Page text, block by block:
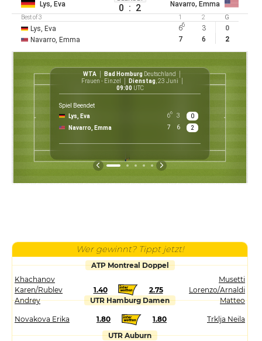
Lys, Eva 0 : 2 Navarro, Emma
Best of 3 1 2 G
Lys, Eva 66 3
0
Navarro, Emma
7 6 2
WTA Bad Homburg Deutschland
Frauen - Einzel
Dienstag, 23 Juni
09:00
UTC
Spiel Beendet
Lys, Eva
66 3
0
Navarro, Emma
7 6 2
Wer gewinnt? Tippt jetzt!
ATP Montreal Doppel
Khachanov
Karen/Rublev
Andrey
1.40 2.75
Musetti
Lorenzo/Arnaldi
Matteo
UTR Hamburg Damen
Novakova Erika 1.80 1.80
Trklja Neila
UTR Auburn